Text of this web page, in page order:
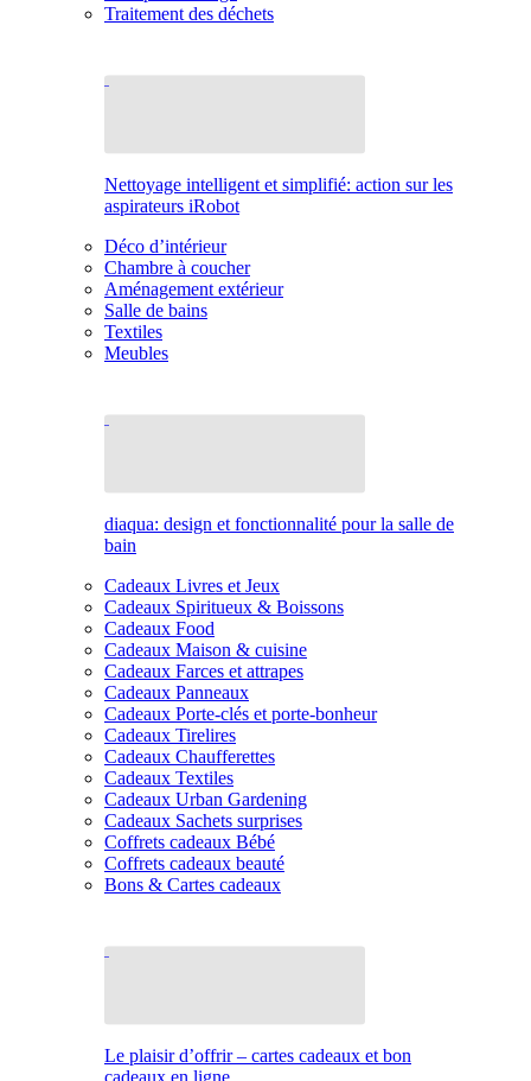
Traitement des déchets
Nettoyage intelligent et simplifié: action sur les
aspirateurs iRobot
Déco d’intérieur
Chambre à coucher
Aménagement extérieur
Salle de bains
Textiles
Meubles
diaqua: design et fonctionnalité pour la salle de
bain
Cadeaux Livres et Jeux
Cadeaux Spiritueux & Boissons
Cadeaux Food
Cadeaux Maison & cuisine
Cadeaux Farces et attrapes
Cadeaux Panneaux
Cadeaux Porte-clés et porte-bonheur
Cadeaux Tirelires
Cadeaux Chaufferettes
Cadeaux Textiles
Cadeaux Urban Gardening
Cadeaux Sachets surprises
Coffrets cadeaux Bébé
Coffrets cadeaux beauté
Bons & Cartes cadeaux
Le plaisir d’offrir – cartes cadeaux et bon
cadeaux en ligne